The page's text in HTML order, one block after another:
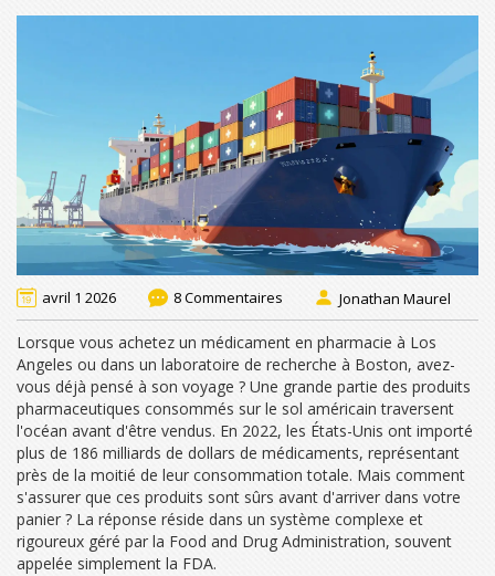
avril 1 2026 8 Commentaires Jonathan Maurel
Lorsque vous achetez un médicament en pharmacie à Los
Angeles ou dans un laboratoire de recherche à Boston, avez-
vous déjà pensé à son voyage ? Une grande partie des produits
pharmaceutiques consommés sur le sol américain traversent
l'océan avant d'être vendus. En 2022, les États-Unis ont importé
plus de 186 milliards de dollars de médicaments, représentant
près de la moitié de leur consommation totale. Mais comment
s'assurer que ces produits sont sûrs avant d'arriver dans votre
panier ? La réponse réside dans un système complexe et
rigoureux géré par la Food and Drug Administration, souvent
appelée simplement la FDA.